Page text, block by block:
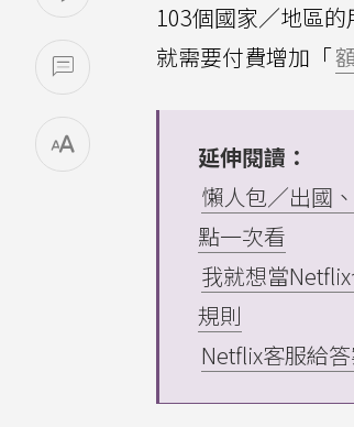
103個國家／地區
就需要付費增加「
延伸閱讀：
懶人包／出國
點一次看
我就想當
規則
Netflix客服給